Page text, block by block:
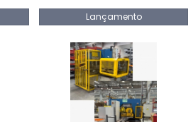
Lançamento